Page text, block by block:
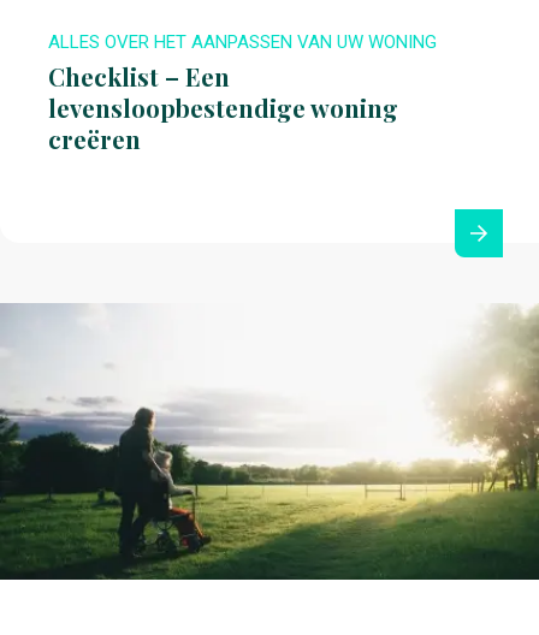
ALLES OVER HET AANPASSEN VAN UW WONING
Checklist – Een
levensloopbestendige woning
creëren